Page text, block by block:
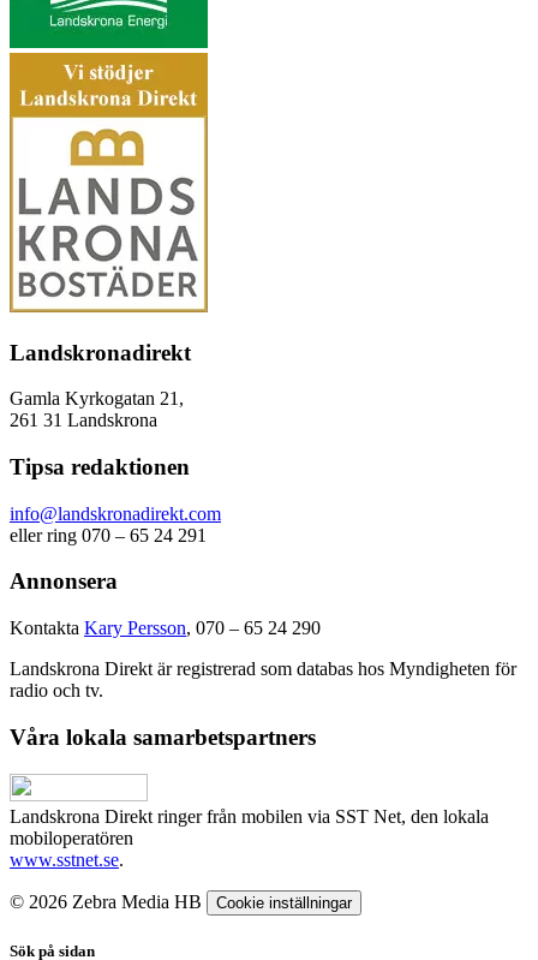
Landskronadirekt
Gamla Kyrkogatan 21,
261 31 Landskrona
Tipsa redaktionen
info@landskronadirekt.com
eller ring 070 – 65 24 291
Annonsera
Kontakta Kary Persson, 070 – 65 24 290
Landskrona Direkt är registrerad som databas hos Myndigheten för
radio och tv.
Våra lokala samarbetspartners
Landskrona Direkt ringer från mobilen via SST Net, den lokala
mobiloperatören
www.sstnet.se.
© 2026 Zebra Media HB Cookie inställningar
Sök på sidan